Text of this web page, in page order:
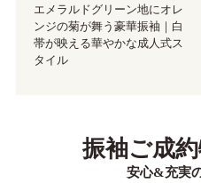
エメラルドグリーン地にオレ
ンジの菊が舞う豪華振袖｜白
帯が映える華やかな成人式ス
タイル
振袖ご成
安心&充実